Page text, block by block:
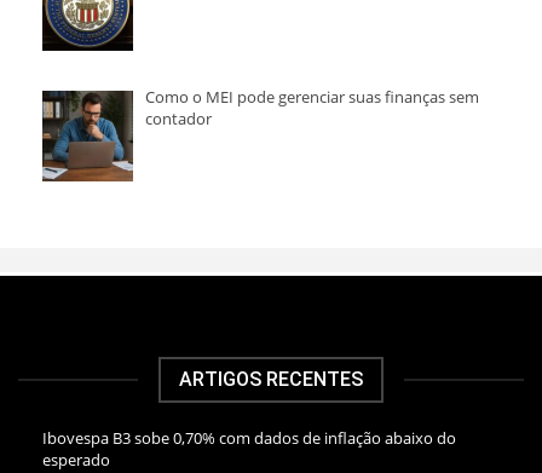
Como o MEI pode gerenciar suas finanças sem
contador
ARTIGOS RECENTES
Ibovespa B3 sobe 0,70% com dados de inflação abaixo do
esperado